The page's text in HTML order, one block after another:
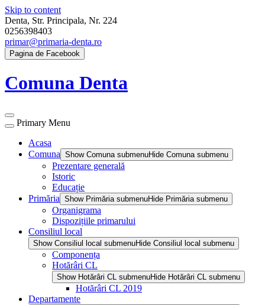
Skip to content
Denta, Str. Principala, Nr. 224
0256398403
primar@primaria-denta.ro
Pagina de Facebook
Comuna Denta
Primary Menu
Acasa
Comuna Show Comuna submenuHide Comuna submenu
Prezentare generală
Istoric
Educație
Primăria Show Primăria submenuHide Primăria submenu
Organigrama
Dispozițiile primarului
Consiliul local
Show Consiliul local submenuHide Consiliul local submenu
Componența
Hotărâri CL
Show Hotărâri CL submenuHide Hotărâri CL submenu
Hotărâri CL 2019
Departamente